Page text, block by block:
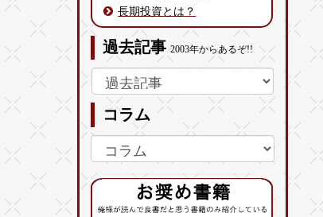
長期投資とは？
過去記事2003年からあるぞ!!
コラム